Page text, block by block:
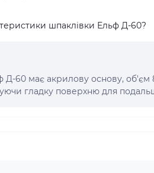
шпаклівки Ельф Д-60?
Д-60 має акрилову основу, об'єм
гладку поверхню для